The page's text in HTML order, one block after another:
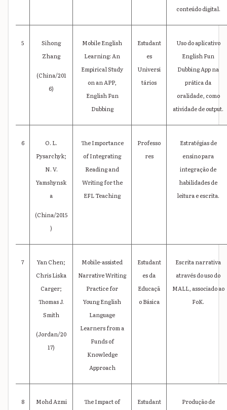
conteúdo digital.
5
Sihong
Zhang
(China/201
6)
Mobile English
Learning: An
Empirical Study
on an APP,
English Fun
Dubbing
Estudant
es
Universi
tários
Uso do aplicativo
English Fun
Dubbing App na
prática da
oralidade, como
atividade de output.
6
O. L.
Pysarchyk;
N. V.
Yamshynsk
a
(China/2015
)
The Importance
of Integrating
Reading and
Writing for the
EFL Teaching
Professo
res
Estratégias de
ensino para
integração de
habilidades de
leitura e escrita.
7
Yan Chen;
Chris Liska
Carger;
Thomas J.
Smith
(Jordan/20
17)
Mobile-assisted
Narrative Writing
Practice for
Young English
Language
Learners from a
Funds of
Knowledge
Approach
Estudant
es da
Educaçã
o Básica
Escrita narrativa
através do uso do
MALL, associado ao
FoK.
8 Mohd Azmi The Impact of Estudant Produção de